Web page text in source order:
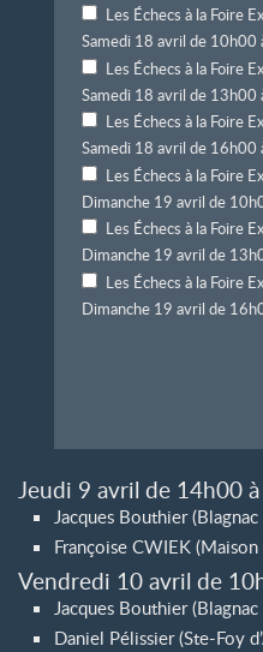
Les Échecs à la Foire
Samedi 18 avril de 10h00
Les Échecs à la Foire
Samedi 18 avril de 13h00
Les Échecs à la Foire
Samedi 18 avril de 16h00
Les Échecs à la Foire
Dimanche 19 avril de
Les Échecs à la Foire
Dimanche 19 avril de
Les Échecs à la Foire
Dimanche 19 avril de
Jeudi 9 avril de 14h00
Jacques Bouthier (Blagnac
Françoise CWIEK
Vendredi 10 avril de
Jacques Bouthier (Blagnac
Daniel Pélissier (Ste-Foy